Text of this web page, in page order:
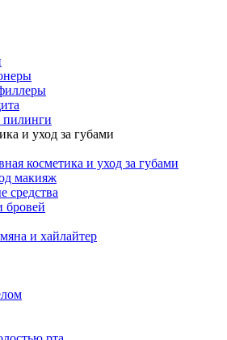
и уход за губами
косметика и уход за губами
макияж
средства
бровей
и хайлайтер